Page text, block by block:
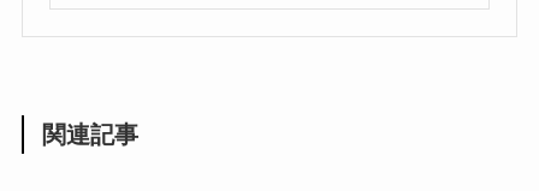
関連記事